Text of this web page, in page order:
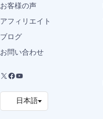
お客様の声
アフィリエイト
ブログ
お問い合わせ